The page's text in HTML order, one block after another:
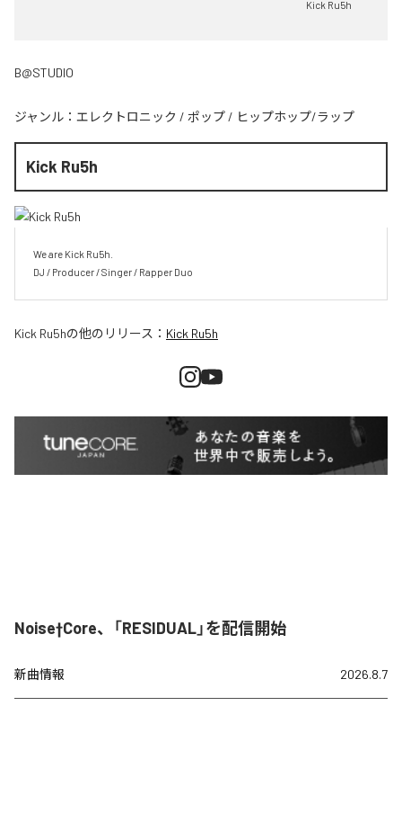
Kick Ru5h
B@STUDIO
ジャンル： エレクトロニック / ポップ / ヒップホップ/ラップ
Kick Ru5h
We are Kick Ru5h.
DJ / Producer / Singer / Rapper Duo
Kick Ru5hの他のリリース： Kick Ru5h
Noise†Core、「RESIDUAL」を配信開始
新曲情報 2026.8.7